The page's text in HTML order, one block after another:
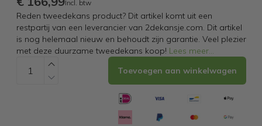
Incl. btw
Reden tweedekans product? Dit artikel komt uit een
restpartij van een leverancier van 2dekansje.com. Dit artikel
is nog helemaal nieuw en behoudt zijn garantie. Veel plezier
met deze duurzame tweedekans koop! Lees meer...
Toevoegen aan winkelwagen